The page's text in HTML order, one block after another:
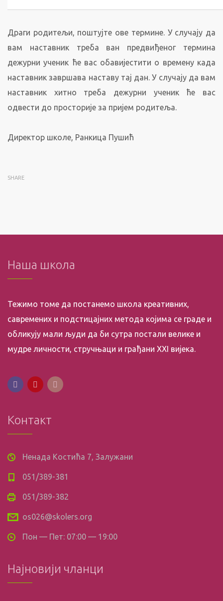
Драги родитељи, поштујте ове термине. У случају да
вам наставник треба ван предвиђеног термина
дежурни ученик ће вас обавијестити о времену када
наставник завршава наставу тај дан. У случају да вам
наставник хитно треба дежурни ученик ће вас
одвести до просторије за пријем родитеља.
Директор школе, Ранкица Пушић
SHARE
Наша школа
Тежимо томе да постанемо школа креативних,
савремених и подстицајних метода којима се граде и
обликују мали људи да би сутра постали велике и
мудре личности, стручњаци и грађани XXI вијека.
Контакт
Ненада Костића 7, Залужани
051/389-381
051/389-382
os026@skolers.org
Пон — Пет: 07:00 — 19:00
Најновији чланци